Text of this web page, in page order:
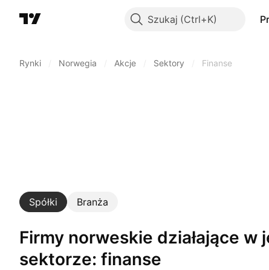
Szukaj
Rynki Norwegia Akcje Sektory Finanse
Spółki Branża
Firmy norweskie działające w jednym
sektorze: finanse